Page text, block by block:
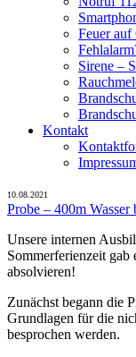
Feuer auf
Sirene –
Kontakt
10.08.2021
Probe – 400m Wasser
Unsere internen
Sommerferienzeit gab
absolvieren!
Zunächst begann die
Grundlagen für die
besprochen werden.